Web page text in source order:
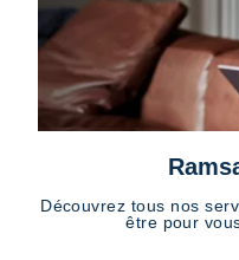
Découvrez tous nos
être pour